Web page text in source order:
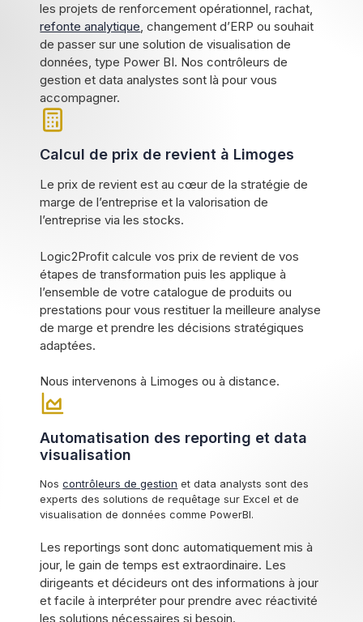
les projets de renforcement opérationnel, rachat,
refonte analytique, changement d’ERP ou souhait
de passer sur une solution de visualisation de
données, type Power BI. Nos contrôleurs de
gestion et data analystes sont là pour vous
accompagner.
Calcul de prix de revient à Limoges
Le prix de revient est au cœur de la stratégie de
marge de l’entreprise et la valorisation de
l’entreprise via les stocks.
Logic2Profit calcule vos prix de revient de vos
étapes de transformation puis les applique à
l’ensemble de votre catalogue de produits ou
prestations pour vous restituer la meilleure analyse
de marge et prendre les décisions stratégiques
adaptées.
Nous intervenons à Limoges ou à distance.
Automatisation des reporting et data
visualisation
Noscontrôleurs de gestion et data analysts sont des
experts des solutions de requêtage sur Excel et de
visualisation de données comme PowerBI.
Les reportings sont donc automatiquement mis à
jour, le gain de temps est extraordinaire. Les
dirigeants et décideurs ont des informations à jour
et facile à interpréter pour prendre avec réactivité
les solutions nécessaires si besoin.